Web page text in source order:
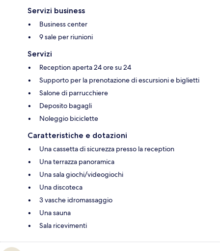
Servizi business
Business center
9 sale per riunioni
Servizi
Reception aperta 24 ore su 24
Supporto per la prenotazione di escursioni e biglietti
Salone di parrucchiere
Deposito bagagli
Noleggio biciclette
Caratteristiche e dotazioni
Una cassetta di sicurezza presso la reception
Una terrazza panoramica
Una sala giochi/videogiochi
Una discoteca
3 vasche idromassaggio
Una sauna
Sala ricevimenti